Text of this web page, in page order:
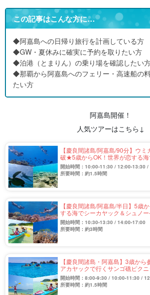
この記事はこんな方に…
◆阿嘉島への日帰り旅行を計画している方
◆GW・夏休みに確実に予約を取りたい方
◆泊港（とまりん）の乗り場を確認したい
◆那覇から阿嘉島へのフェリー・高速船の
たい方
阿嘉島開催！
人気ツアーはこちら↓
【慶良間諸島/阿嘉島/90分】ウ
破★5歳からOK！世界が恋する
ルツアー《レンタル器材無料》
開始時間：10:00-11:30 / 12:00-13:30
所要時間：約1.5時間
【慶良間諸島/阿嘉島/半日】5歳
する海でシーカヤック＆シュノ
器材無料》（No.307）
開始時間：10:30-13:30 / 14:00-17:00
所要時間：約3時間
【慶良間諸島・阿嘉島】3歳から
アカヤックで行くサンゴ礁ピク
器材無料》（No.308）
開始時間：8:00-9:30 / 10:00-11:30 /
所要時間：約1.5時間